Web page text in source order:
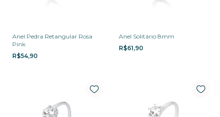
Anel Pedra Retangular Rosa
Pink
R$54,90
Anel Solitário 8mm
R$61,90